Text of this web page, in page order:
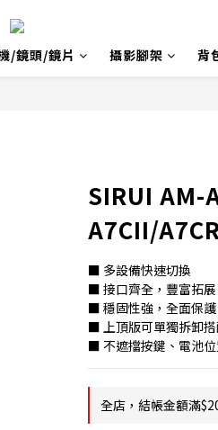
/鏡頭/鏡片 攝影腳架 背
SIRUI AM-
A7CII/
■ 多設備快速切換
■ 接口齊全，豐富拓展
■ 穩固性強，全面保護
■ 上頂版可單獨拆卸
■ 不遮擋按鍵、電池
全店，結帳金額滿